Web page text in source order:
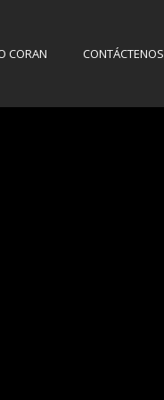
CORAN CONTÁCTENOS